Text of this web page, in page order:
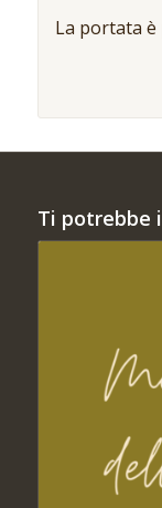
La portata
Ti potrebbe